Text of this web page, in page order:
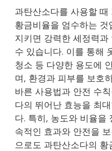
과탄산소다를 사용할
황금비율을 엄수하는
지키면 강력한 세정력
수 있습니다. 이를 통해
청소 등 다양한 용도에
며, 환경과 피부를 보호
바른 사용법과 안전 수
다의 뛰어난 효능을 최
다. 특히, 농도와 비율을
속적인 효과와 안전을
으로도 과탄산소다의